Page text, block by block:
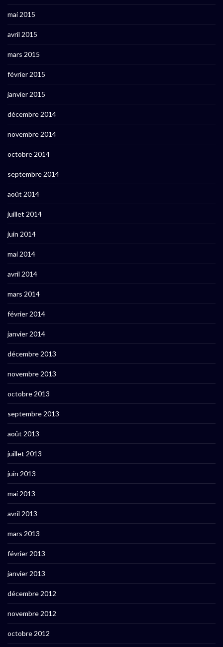
mai 2015
avril 2015
mars 2015
février 2015
janvier 2015
décembre 2014
novembre 2014
octobre 2014
septembre 2014
août 2014
juillet 2014
juin 2014
mai 2014
avril 2014
mars 2014
février 2014
janvier 2014
décembre 2013
novembre 2013
octobre 2013
septembre 2013
août 2013
juillet 2013
juin 2013
mai 2013
avril 2013
mars 2013
février 2013
janvier 2013
décembre 2012
novembre 2012
octobre 2012